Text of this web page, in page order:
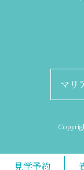
マリ
◆関
見学予約